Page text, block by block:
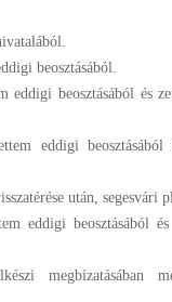
beosztásából.
eddigi beosztásából és
eddigi
után, segesvári
eddigi beosztásából
megbízatásában